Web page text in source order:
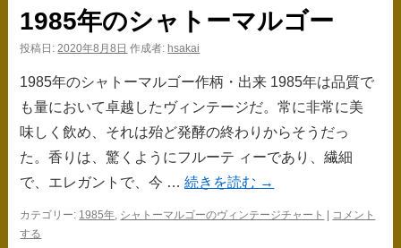
ッ
プ
1985年のシャトーマルゴー
投稿日: 2020年8月8日 作成者: hsakai
1985年のシャトーマルゴー作柄・出来 1985年は品質で
も量において卓越したヴィンテージだ。常に非常に美
味しく飲め、それは殆ど発酵の終わりからそうだっ
た。香りは、驚くようにフルーテ ィーであり、繊細
で、エレガントで、今 …続きを読む →
カテゴリー: 1985年, シャトーマルゴーのヴィンテージチャート
コメント
する